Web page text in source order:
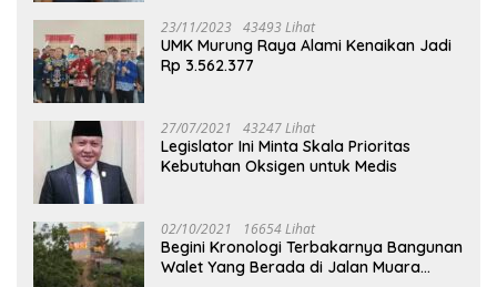
23/11/2023 43493 Lihat
UMK Murung Raya Alami Kenaikan Jadi
Rp 3.562.377
27/07/2021 43247 Lihat
Legislator Ini Minta Skala Prioritas
Kebutuhan Oksigen untuk Medis
02/10/2021 16654 Lihat
Begini Kronologi Terbakarnya Bangunan
Walet Yang Berada di Jalan Muara